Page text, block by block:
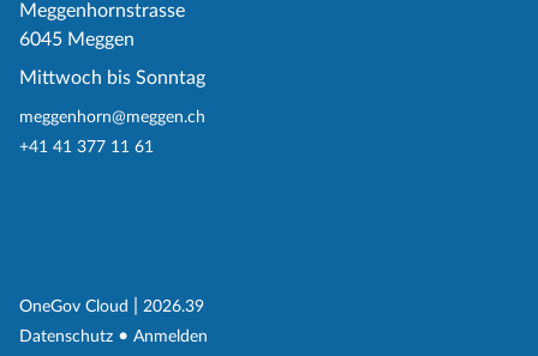
Meggenhornstrasse
6045 Meggen
Mittwoch bis Sonntag
meggenhorn@meggen.ch
+41 41 377 11 61
OneGov Cloud (External Link)
2026.39
Datenschutz (External Link)
Anmelden